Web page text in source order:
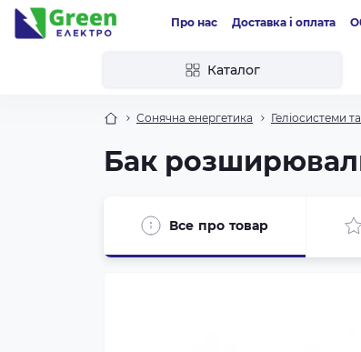
Про нас Доставка і оплата
Каталог
Сонячна енергетика Геліосистеми
Бак
Все про товар